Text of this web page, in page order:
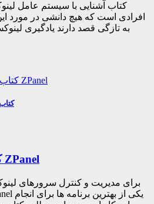
کتاب آشنایی با سیستم عامل
افرادی است که هیچ دانشی در مورد
به تازگی قصد دارند یادگیری
کتاب آموزش کنترل پنل ZPanel
برای مدیریت و کنترل سرورهای